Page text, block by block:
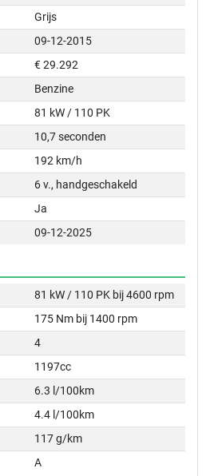
Grijs
09-12-2015
€ 29.292
Benzine
81 kW / 110 PK
10,7 seconden
192 km/h
6 v., handgeschakeld
Ja
09-12-2025
81 kW / 110 PK bij 4600 rpm
175 Nm bij 1400 rpm
4
1197cc
6.3 l/100km
4.4 l/100km
117 g/km
A